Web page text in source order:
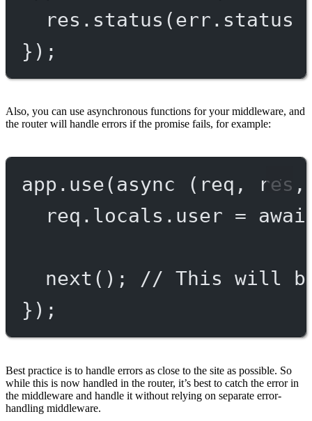
res. status (err.status
});
Also, you can use asynchronous functions for your middleware, and
the router will handle errors if the promise fails, for example:
app. use(async ( req , res
req.locals.user =
next ();
// This will
});
Best practice is to handle errors as close to the site as possible. So
while this is now handled in the router, it’s best to catch the error in
the middleware and handle it without relying on separate error-
handling middleware.